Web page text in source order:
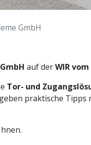
GmbH
auf derWIR
Tor- und
praktische Tipps